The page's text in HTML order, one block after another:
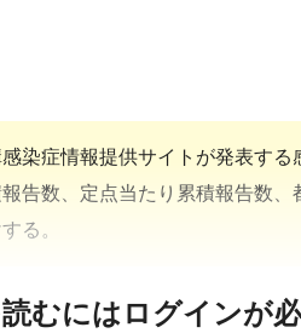
染症情報提供サイトが発表する
告数、定点当たり累積報告数
る。
むにはログインが